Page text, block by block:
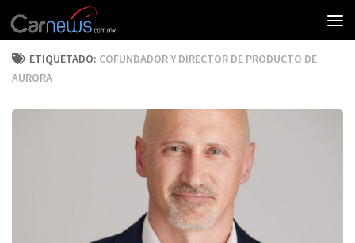
ETIQUETADO: COFUNDADOR Y DIRECTOR DE PRODUCTO DE
AURORA